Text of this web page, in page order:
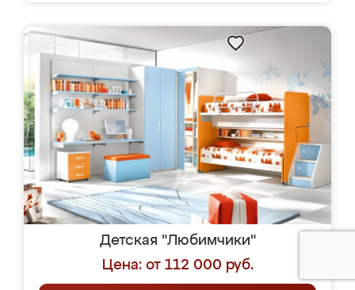
Детская "Любимчики"
Цена: от 112 000 руб.